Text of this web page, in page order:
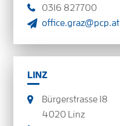
0316 827700
office.graz@pcp.at
LINZ
Bürgerstrasse 18
4020 Linz